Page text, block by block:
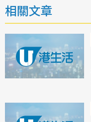
相關文章